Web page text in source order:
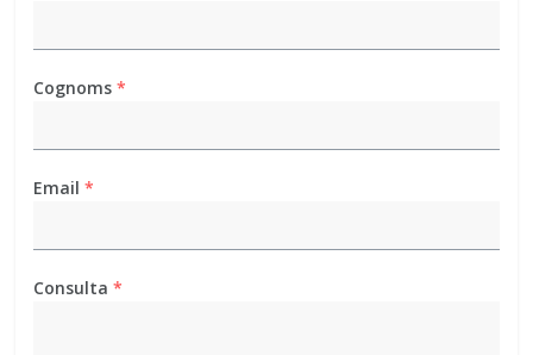
Cognoms *
Email *
Consulta *